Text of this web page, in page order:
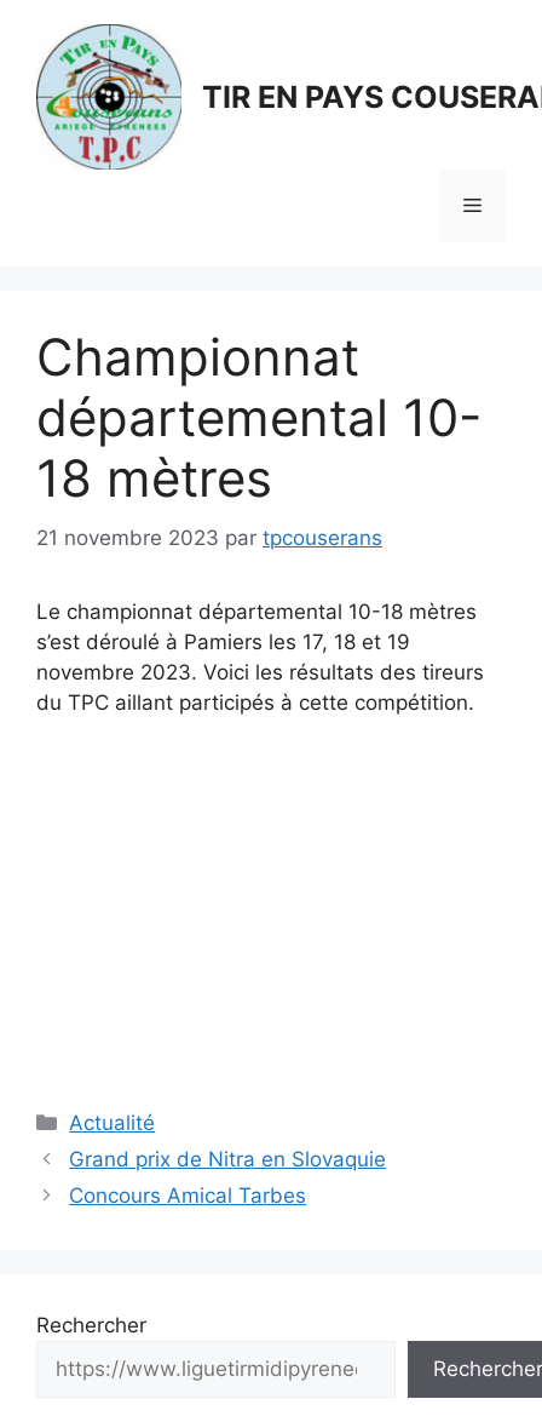
contenu
TIR EN PAYS
Menu
Championnat
départemental 10-
18 mètres
21 novembre 2023 par tpcouserans
Le championnat départemental 10-18 mètres
s’est déroulé à Pamiers les 17, 18 et 19
novembre 2023. Voici les résultats des tireurs
du TPC aillant participés à cette compétition.
Catégories
Actualité
Navigation
des
Grand prix de Nitra en Slovaquie
Concours Amical Tarbes
Rechercher
Rechercher